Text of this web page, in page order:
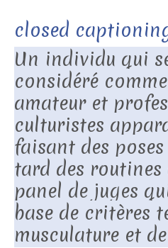
closed
Un individu qui
considéré
amateur et
culturistes
faisant des
tard des
panel de juges
base de critères
musculature et